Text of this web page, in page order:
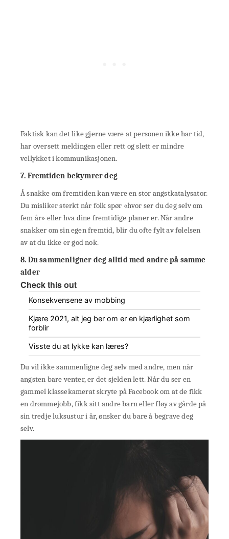
Faktisk kan det like gjerne være at personen ikke har tid,
har oversett meldingen eller rett og slett er mindre
vellykket i kommunikasjonen.
7. Fremtiden bekymrer deg
Å snakke om fremtiden kan være en stor angstkatalysator.
Du misliker sterkt når folk spør «hvor ser du deg selv om
fem år» eller hva dine fremtidige planer er. Når andre
snakker om sin egen fremtid, blir du ofte fylt av følelsen
av at du ikke er god nok.
8. Du sammenligner deg alltid med andre på samme
alder
Check this out
Konsekvensene av mobbing
Kjære 2021, alt jeg ber om er en kjærlighet som
forblir
Visste du at lykke kan læres?
Du vil ikke sammenligne deg selv med andre, men når
angsten bare venter, er det sjelden lett. Når du ser en
gammel klassekamerat skryte på Facebook om at de fikk
en drømmejobb, fikk sitt andre barn eller fløy av gårde på
sin tredje luksustur i år, ønsker du bare å begrave deg
selv.